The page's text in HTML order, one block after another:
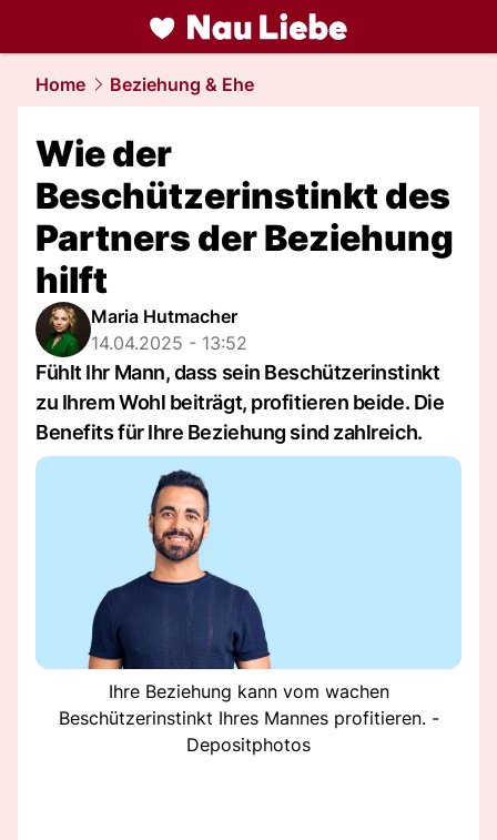
liebe.NAU.ch
Home Beziehung & Ehe
Wie der
Beschützerinstinkt des
Partners der Beziehung
hilft
Maria Hutmacher
14.04.2025 - 13:52
Fühlt Ihr Mann, dass sein Beschützerinstinkt
zu Ihrem Wohl beiträgt, profitieren beide. Die
Benefits für Ihre Beziehung sind zahlreich.
Ihre Beziehung kann vom wachen
Beschützerinstinkt Ihres Mannes profitieren. -
Depositphotos